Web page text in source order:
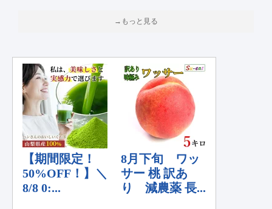
→もっと見る